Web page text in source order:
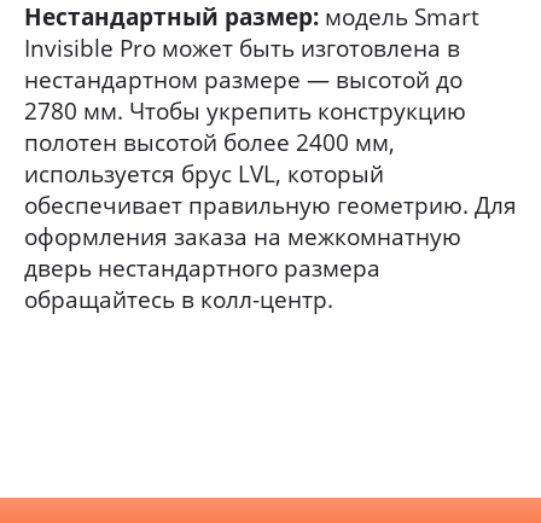
Нестандартный размер: модель Smart
Invisible Pro может быть изготовлена в
нестандартном размере — высотой до
2780 мм. Чтобы укрепить конструкцию
полотен высотой более 2400 мм,
используется брус LVL, который
обеспечивает правильную геометрию. Для
оформления заказа на межкомнатную
дверь нестандартного размера
обращайтесь в колл-центр.